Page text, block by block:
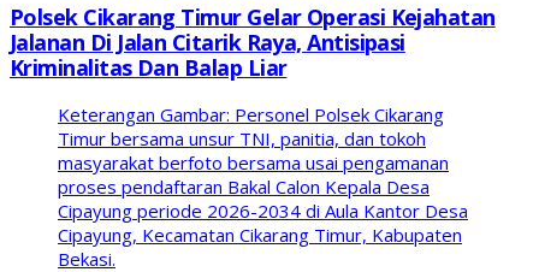
Polsek Cikarang Timur Gelar Operasi Kejahatan
Jalanan Di Jalan Citarik Raya, Antisipasi
Kriminalitas Dan Balap Liar
Keterangan Gambar: Personel Polsek Cikarang
Timur bersama unsur TNI, panitia, dan tokoh
masyarakat berfoto bersama usai pengamanan
proses pendaftaran Bakal Calon Kepala Desa
Cipayung periode 2026-2034 di Aula Kantor Desa
Cipayung, Kecamatan Cikarang Timur, Kabupaten
Bekasi.